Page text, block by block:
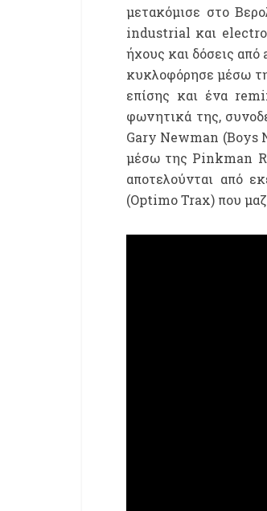
μετακόμισε στο
industrial και
ήχους και δόσεις
κυκλοφόρησε μέσω
επίσης και ένα
φωνητικά της,
Gary Newman (Boys
μέσω της Pinkman
αποτελούνται από
(Optimo Trax) που